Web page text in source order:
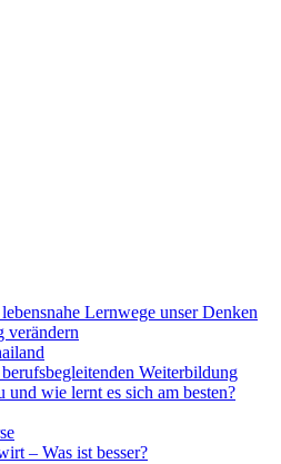
Lernwege unser Denken
verändern
Weiterbildung
wie lernt es sich am besten?
– Was ist besser?